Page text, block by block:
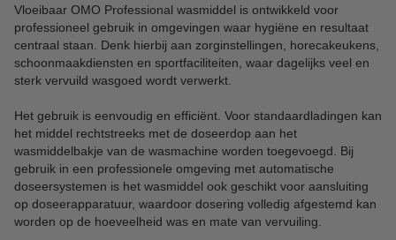
Vloeibaar OMO Professional wasmiddel is ontwikkeld voor
professioneel gebruik in omgevingen waar hygiëne en resultaat
centraal staan. Denk hierbij aan zorginstellingen, horecakeukens,
schoonmaakdiensten en sportfaciliteiten, waar dagelijks veel en
sterk vervuild wasgoed wordt verwerkt.
Het gebruik is eenvoudig en efficiënt. Voor standaardladingen kan
het middel rechtstreeks met de doseerdop aan het
wasmiddelbakje van de wasmachine worden toegevoegd. Bij
gebruik in een professionele omgeving met automatische
doseersystemen is het wasmiddel ook geschikt voor aansluiting
op doseerapparatuur, waardoor dosering volledig afgestemd kan
worden op de hoeveelheid was en mate van vervuiling.